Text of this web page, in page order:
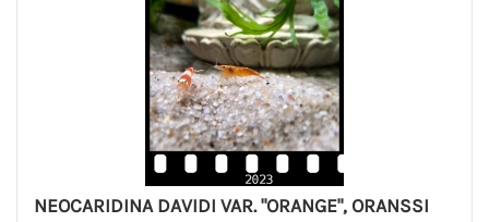
NEOCARIDINA DAVIDI VAR. "ORANGE", ORANSSI